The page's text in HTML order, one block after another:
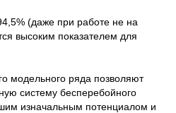
(даже при работе не на
высоким показателем для
модельного ряда позволяют
систему бесперебойного
изначальным потенциалом и